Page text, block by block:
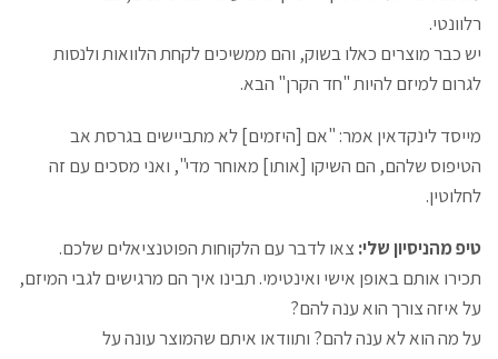
רלוונטי.
יש כבר מוצרים כאלו בשוק, והם ממשיכים לקחת הלוואות ולנסות
לגרום למיזם להיות "חד הקרן" הבא.
מייסד לינקדאין אמר: "אם [היזמים] לא מתביישים בגרסת אב
הטיפוס שלהם, הם השיקו [אותו] מאוחר מדי", ואני מסכים עם זה
לחלוטין.
טיפ מהניסיון שלי: צאו לדבר עם הלקוחות הפוטנציאלים שלכם.
תכירו אותם באופן אישי ואינטימי. תבינו איך הם מרגישים לגבי המיזם,
על איזה צורך הוא ענה להם?
על מה הוא לא ענה להם? ותוודאו איתם שהמוצר עונה על